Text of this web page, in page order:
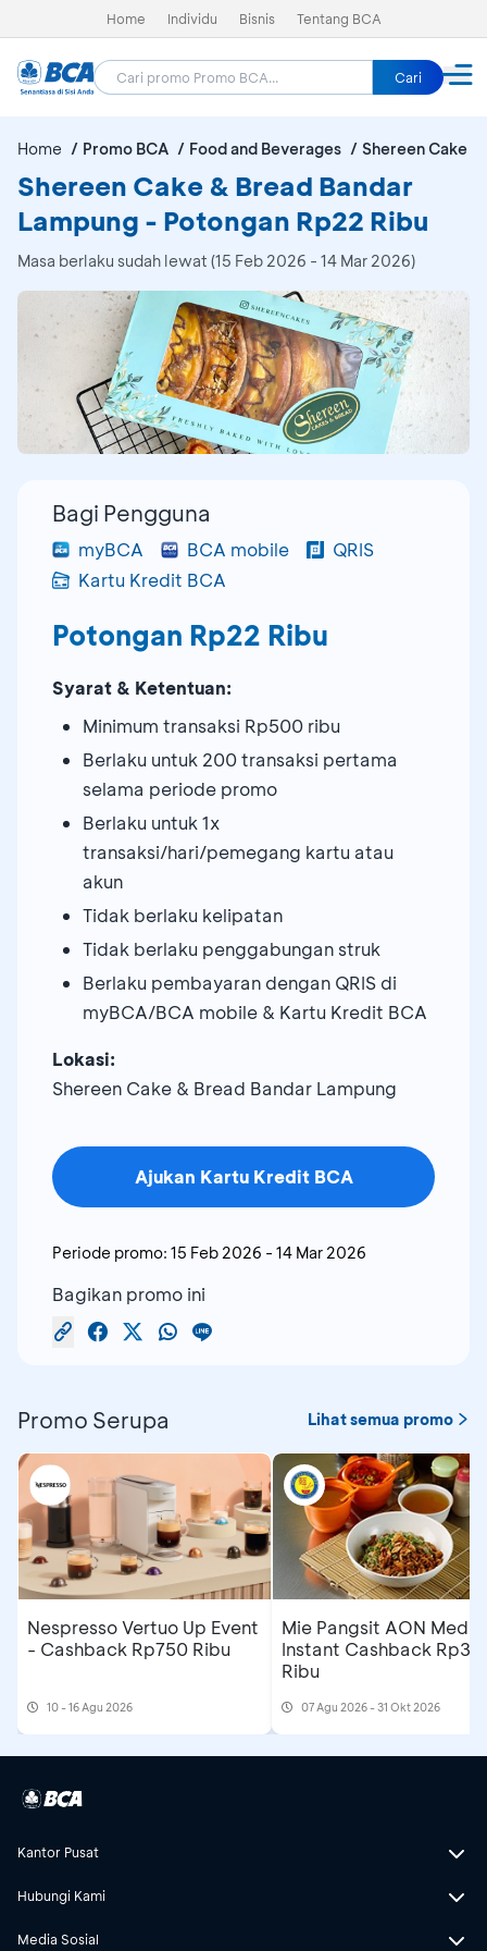
Home Individu Bisnis Tentang BCA
Cari
Home Promo BCA Food and Beverages Shereen Cake
Shereen Cake & Bread Bandar
Lampung - Potongan Rp22 Ribu
Masa berlaku sudah lewat (15 Feb 2026 - 14 Mar 2026)
Bagi Pengguna
myBCA BCA mobile
QRIS
Kartu Kredit BCA
Potongan Rp22 Ribu
Syarat & Ketentuan:
Minimum transaksi Rp500 ribu
Berlaku untuk 200 transaksi pertama
selama periode promo
Berlaku untuk 1x
transaksi/hari/pemegang kartu atau
akun
Tidak berlaku kelipatan
Tidak berlaku penggabungan struk
Berlaku pembayaran dengan QRIS di
myBCA/BCA mobile & Kartu Kredit BCA
Lokasi:
Shereen Cake & Bread Bandar Lampung
Ajukan Kartu Kredit BCA
Periode promo: 15 Feb 2026 - 14 Mar 2026
Bagikan promo ini
Promo Serupa Lihat semua promo
Nespresso Vertuo Up Event
- Cashback Rp750 Ribu
10 - 16 Agu 2026
Mie Pangsit AON
Instant Cashback Rp35
Ribu
07 Agu 2026 - 31 Okt 2026
Kantor Pusat
Hubungi Kami
Media Sosial